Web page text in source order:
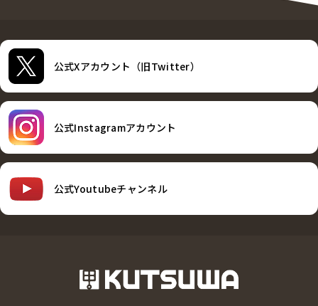
公式Xアカウント（旧Twitter）
公式Instagramアカウント
公式Youtubeチャンネル